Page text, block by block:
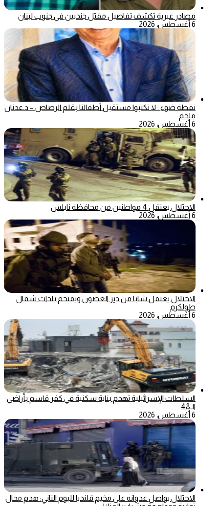
مصادر عبرية تكشف تفاصيل مقتل جنديين في جنوب لبنان
6 أغسطس، 2026
نقطة ضوء : لا تكتبوا مستقبل أطفالنا بقلم الرصاص – د.عدنان
ملحم
6 أغسطس، 2026
الاحتلال يعتقل 4 مواطنين من محافظة نابلس
6 أغسطس، 2026
الاحتلال يعتقل شابا من دير الغصون ويقتحم بلدات شمال
طولكرم
6 أغسطس، 2026
السلطات الإسرائيلية تهدم بناية سكنية في كفر قاسم بأراضي
الـ48
6 أغسطس، 2026
الاحتلال يواصل عدوانه على مخيم قلنديا لليوم الثاني: هدم محال